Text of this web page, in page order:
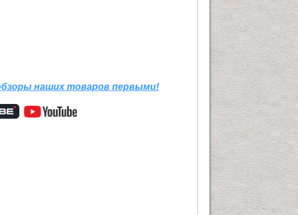
наших товаров первыми!